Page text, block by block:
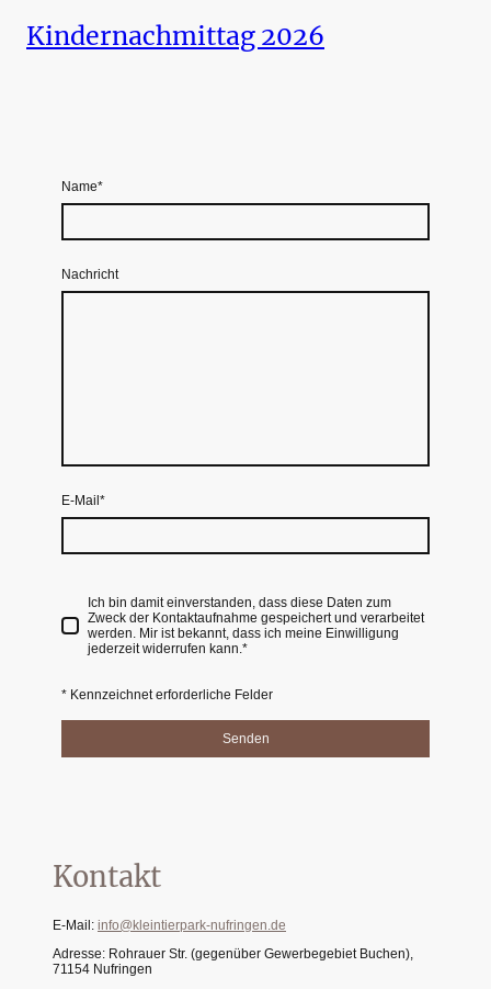
Kindernachmittag 2026
Name*
Nachricht
E-Mail *
Ich bin damit einverstanden, dass diese Daten zum
Zweck der Kontaktaufnahme gespeichert und verarbeitet
werden. Mir ist bekannt, dass ich meine Einwilligung
jederzeit widerrufen kann. *
* Kennzeichnet erforderliche Felder
Senden
Kontakt
E-Mail: info@kleintierpark-nufringen.de
Adresse: Rohrauer Str. (gegenüber Gewerbegebiet Buchen),
71154 Nufringen